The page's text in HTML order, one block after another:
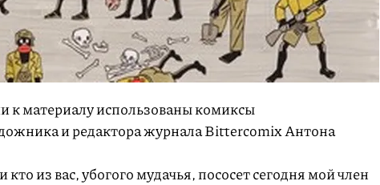
к материалу использованы комиксы
и редактора журнала Bittercomix Антона
из вас, убогого мудачья, пососет сегодня мой член